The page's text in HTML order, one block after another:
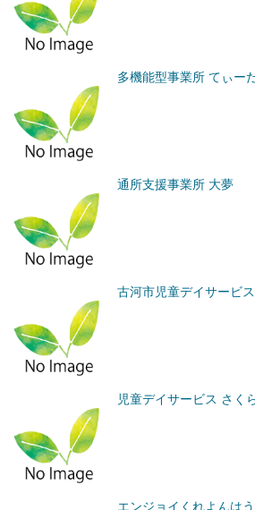
多機能型事業所 てぃー
通所支援事業所 大夢
古河市児童デイサービ
児童デイサービス さく
エンジョイくれよんは